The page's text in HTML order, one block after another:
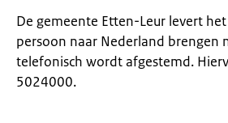
De gemeente Etten-Leur levert
persoon naar Nederland brengen
telefonisch wordt afgestemd.
5024000.